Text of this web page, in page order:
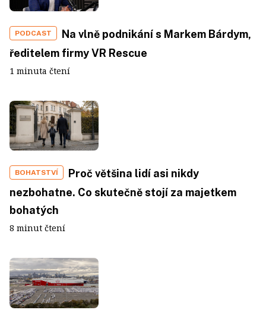
PODCAST
Na vlně podnikání s Markem Bárdym,
ředitelem firmy VR Rescue
1 minuta čtení
BOHATSTVÍ
Proč většina lidí asi nikdy
nezbohatne. Co skutečně stojí za majetkem
bohatých
8 minut čtení